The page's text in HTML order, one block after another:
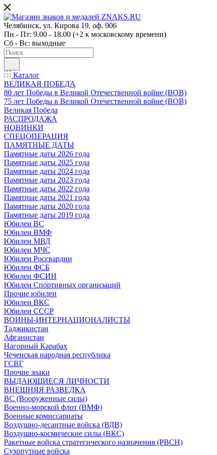
Челябинск, ул. Кирова 19, оф. 906
Пн - Пт: 9.00 - 18.00 (+2 к московскому времени)
Сб - Вс: выходные
Каталог
ВЕЛИКАЯ ПОБЕДА
80 лет Победы в Великой Отечественной войне (ВОВ)
75 лет Победы в Великой Отечественной войне (ВОВ)
Великая Победа
РАСПРОДАЖА
НОВИНКИ
СПЕЦОПЕРАЦИЯ
ПАМЯТНЫЕ ДАТЫ
Памятные даты 2026 года
Памятные даты 2025 года
Памятные даты 2024 года
Памятные даты 2023 года
Памятные даты 2022 года
Памятные даты 2021 года
Памятные даты 2020 года
Памятные даты 2019 года
Юбилеи ВС
Юбилеи ВМФ
Юбилеи МВД
Юбилеи МЧС
Юбилеи Росгвардии
Юбилеи ФСБ
Юбилеи ФСИН
Юбилеи Спортивных организаций
Прочие юбилеи
Юбилеи ВКС
Юбилеи СССР
ВОИНЫ-ИНТЕРНАЦИОНАЛИСТЫ
Таджикистан
Афганистан
Нагорный Карабах
Чеченская народная республика
ГСВГ
Прочие знаки
ВЫДАЮЩИЕСЯ ЛИЧНОСТИ
ВНЕШНЯЯ РАЗВЕДКА
ВС (Вооруженные силы)
Военно-морской флот (ВМФ)
Военные комиссариаты
Воздушно-десантные войска (ВДВ)
Воздушно-космические силы (ВКС)
Ракетные войска стратегического назначения (РВСН)
Сухопутные войска